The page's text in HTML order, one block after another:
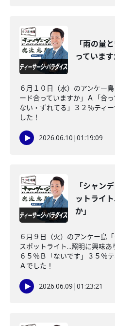
「雨の量
っています
６月１０日（水）のアンケー
ード合っていますか」Ａ「合
ない・ずれてる」３２％ティ
した！
2026.06.10 |01:19:09
「シャン
ットライ
か」
６月９日（火）のアンケー島
スポットライト...照明に興味あ
６５％Ｂ「ないです」３５％
Ａでした！
2026.06.09 |01:23:21